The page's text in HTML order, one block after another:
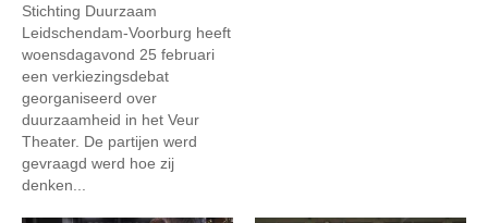
Stichting Duurzaam
Leidschendam-Voorburg heeft
woensdagavond 25 februari
een verkiezingsdebat
georganiseerd over
duurzaamheid in het Veur
Theater. De partijen werd
gevraagd werd hoe zij
denken...